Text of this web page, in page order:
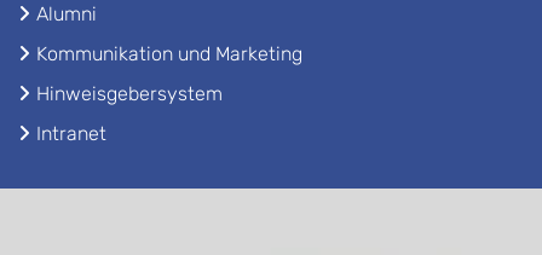
Alumni
Kommunikation und Marketing
Hinweisgebersystem
Intranet